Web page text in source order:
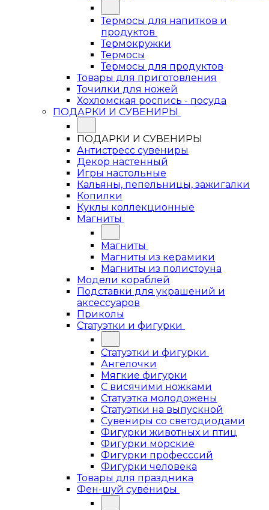
Термосы для напитков и
продуктов
Термокружки
Термосы
Термосы для продуктов
Товары для приготовления
Точилки для ножей
Хохломская роспись - посуда
ПОДАРКИ И СУВЕНИРЫ
ПОДАРКИ И СУВЕНИРЫ
Антистресс сувениры
Декор настенный
Игры настольные
Кальяны, пепельницы, зажигалки
Копилки
Куклы коллекционные
Магниты
Магниты
Магниты из керамики
Магниты из полистоуна
Модели кораблей
Подставки для украшений и
аксессуаров
Приколы
Статуэтки и фигурки
Статуэтки и фигурки
Ангелочки
Мягкие фигурки
С висячими ножками
Статуэтка молодожены
Статуэтки на выпускной
Сувениры со светодиодами
Фигурки животных и птиц
Фигурки морские
Фигурки професссий
Фигурки человека
Товары для праздника
Фен-шуй сувениры